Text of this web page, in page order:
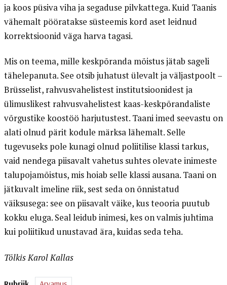
ja koos püsiva viha ja segaduse pilvkattega. Kuid Taanis
vähemalt pööratakse süsteemis kord aset leidnud
korrektsioonid väga harva tagasi.
Mis on teema, mille keskpõranda mõistus jätab sageli
tähelepanuta. See otsib juhatust ülevalt ja väljastpoolt –
Brüsselist, rahvusvahelistest institutsioonidest ja
ülimuslikest rahvusvahelistest kaas-keskpõrandaliste
võrgustike koostöö harjutustest. Taani imed seevastu on
alati olnud pärit kodule märksa lähemalt. Selle
tugevuseks pole kunagi olnud poliitilise klassi tarkus,
vaid nendega piisavalt vahetus suhtes olevate inimeste
talupojamõistus, mis hoiab selle klassi ausana. Taani on
jätkuvalt imeline riik, sest seda on õnnistatud
väiksusega: see on piisavalt väike, kus teooria puutub
kokku eluga. Seal leidub inimesi, kes on valmis juhtima
kui poliitikud unustavad ära, kuidas seda teha.
Tõlkis Karol Kallas